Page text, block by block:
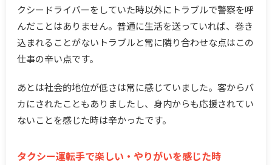
クシードライバーをしていた時以外にトラブルで警察を呼
んだことはありません。普通に生活を送っていれば、巻き
込まれることがないトラブルと常に隣り合わせな点はこの
仕事の辛い点です。
あとは社会的地位が低さは常に感じていました。客からバ
カにされたこともありましたし、身内からも応援されてい
ないことを感じた時は辛かったです。
タクシー運転手で楽しい・やりがいを感じた時